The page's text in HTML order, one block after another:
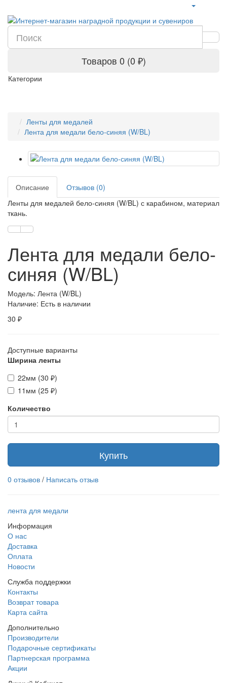
Товаров 0 (0 ₽)
Категории
Ленты для медалей
Лента для медали бело-синяя (W/BL)
Описание
Отзывов (0)
Ленты для медалей бело-синяя (W/BL) с карабином, материал
ткань.
Лента для медали бело-
синяя (W/BL)
Модель: Лента (W/BL)
Наличие: Есть в наличии
30 ₽
Доступные варианты
Ширина ленты
22мм (30 ₽)
11мм (25 ₽)
Количество
Купить
0 отзывов / Написать отзыв
лента для медали
Информация
О нас
Доставка
Оплата
Новости
Служба поддержки
Контакты
Возврат товара
Карта сайта
Дополнительно
Производители
Подарочные сертификаты
Партнерская программа
Акции